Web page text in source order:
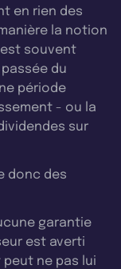
en rien des
la notion
est souvent
du
période
- ou la
sur
donc des
garantie
est averti
ne pas lui